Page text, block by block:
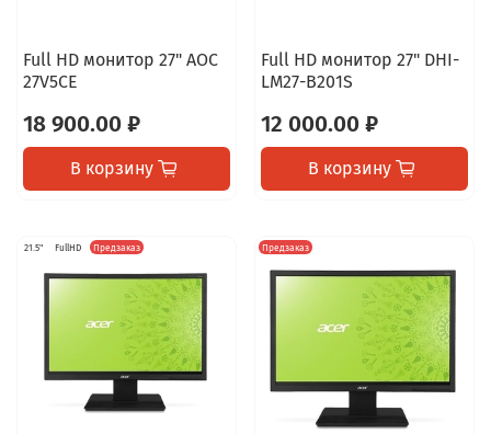
Full HD монитор 27" AOC
27V5CE
18 900.00 ₽
В корзину
Full HD монитор 27" DHI-
LM27-B201S
12 000.00 ₽
В корзину
21.5" FullHD Предзаказ Предзаказ